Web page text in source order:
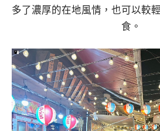
多了濃厚的在地風情，也可以較
食。